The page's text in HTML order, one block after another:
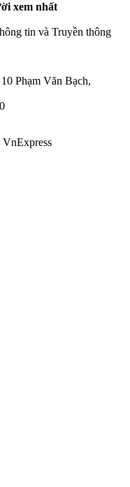
xem nhất
tin và Truyền thông
Phạm Văn Bạch,